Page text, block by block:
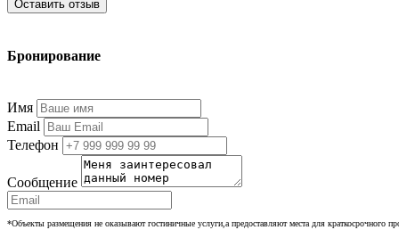
Оставить отзыв
Бронирование
Имя
Email
Телефон
Сообщение
*Объекты размещения не оказывают гостиничные услуги,а предоставляют места для краткосрочного